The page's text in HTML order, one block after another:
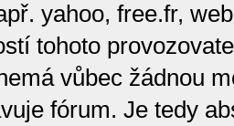
yahoo, free.fr,
tohoto
vůbec žádnou
fórum. Je tedy